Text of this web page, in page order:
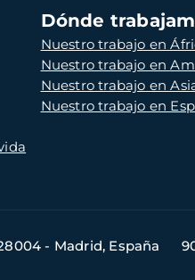
Dónde
Nuestro trabajo en
Nuestro trabajo en
Nuestro trabajo en
Nuestro trabajo en
- Madrid, España